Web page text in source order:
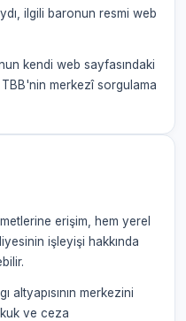
ilgili baronun resmi web
kendi web sayfasındaki
merkezî sorgulama
erişim, hem yerel
işleyişi hakkında
altyapısının merkezini
ve ceza